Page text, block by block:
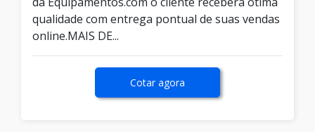
qualidade com entrega pontual de suas vendas
online.MAIS DE...
Cotar agora